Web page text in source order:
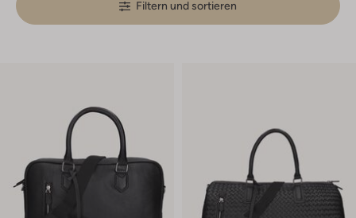
Filtern und sortieren